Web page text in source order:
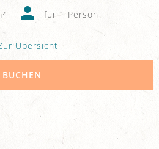
für 1 Person
Übersicht
BUCHEN